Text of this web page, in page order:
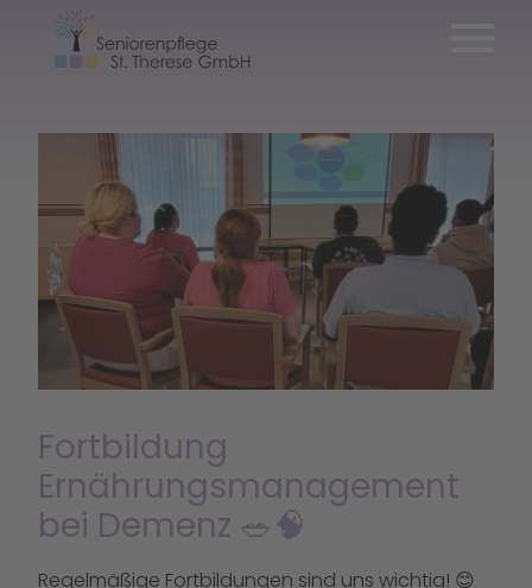
Fortbildung
Ernährungsmanagement
bei Demenz 🥗🧠
Regelmäßige Fortbildungen sind uns wichtig! 😊